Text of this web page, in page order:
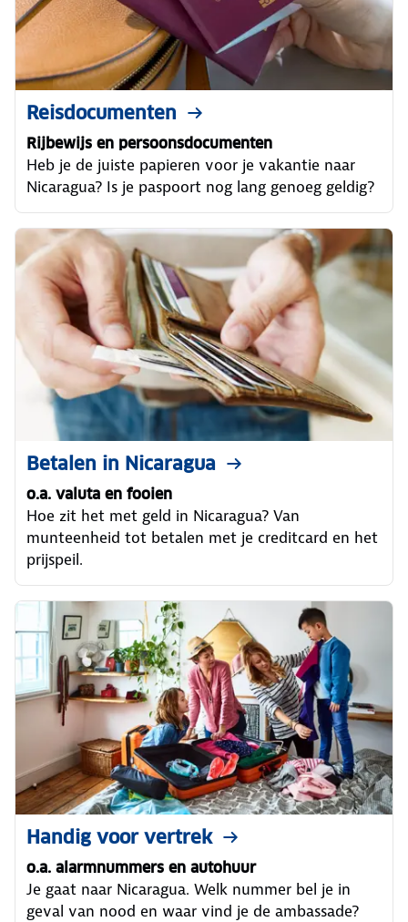
Reisdocumenten
Rijbewijs en persoonsdocumenten
Heb je de juiste papieren voor je vakantie naar
Nicaragua? Is je paspoort nog lang genoeg geldig?
Betalen in Nicaragua
o.a. valuta en fooien
Hoe zit het met geld in Nicaragua? Van
munteenheid tot betalen met je creditcard en het
prijspeil.
Handig voor vertrek
o.a. alarmnummers en autohuur
Je gaat naar Nicaragua. Welk nummer bel je in
geval van nood en waar vind je de ambassade?